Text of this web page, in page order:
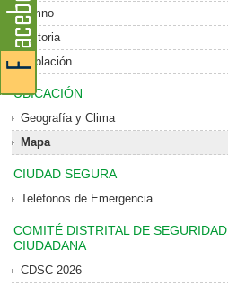
Himno
Historia
Población
UBICACIÓN
Geografía y Clima
Mapa
CIUDAD SEGURA
Teléfonos de Emergencia
COMITÉ DISTRITAL DE SEGURIDAD
CIUDADANA
CDSC 2026